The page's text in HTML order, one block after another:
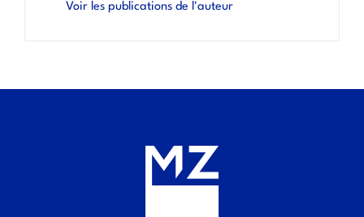
Voir les publications de l'auteur